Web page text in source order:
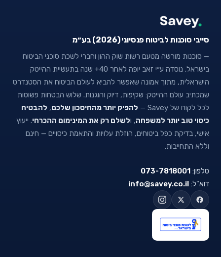
סייבי סוכנות לביטוח פנסיוני (2026) בע״מ
— סוכנות מורשה מטעם רשות שוק ההון וחברי לשכת סוכני הביטוח
בישראל. נוסדה ע״י זאב יופה לאחר 40+ שנה בתעשיית ההייטק
הישראלית, מתוך אמונה שאפשר להביא לעולם הביטוח את הסטנדרט
שמכתיב עולם ההייטק: שקיפות, דיוק והוגנות. שלוש הבטחות פשוטות
לכל לקוח של Savey —
להפיק יותר מהחיסכון שלכם, להבטיח
כיסוי טוב יותר למשפחה, ולשלם רק את המינימום ההכרחי. ייעוץ
אישי, בדיקת כפל ביטוחים, הוזלת עלויות והתאמת כיסויים — חינם
וללא התחייבות.
טלפון: 073-7818001
דוא"ל: info@savey.co.il